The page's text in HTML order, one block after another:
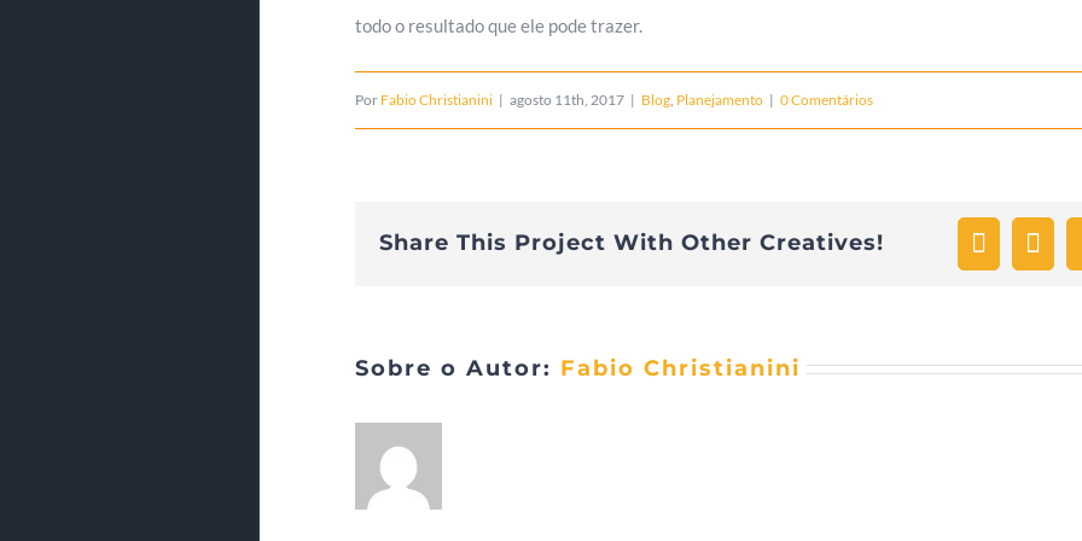
todo o resultado que ele pode trazer.
Por Fabio Christianini | agosto 11th, 2017 | Blog Planejamento | 0 Comentários
Share This Project With Other Creatives!
Sobre o Autor: Fabio Christianini